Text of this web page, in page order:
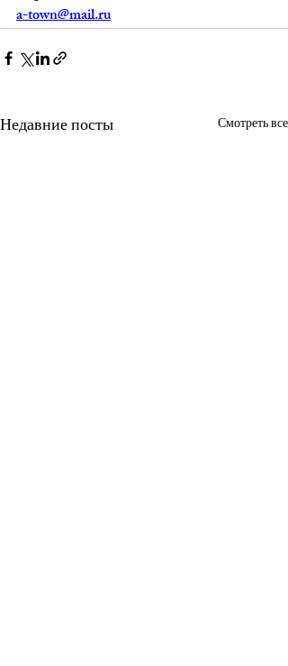
a-town@mail.ru
Недавние посты Смотреть все